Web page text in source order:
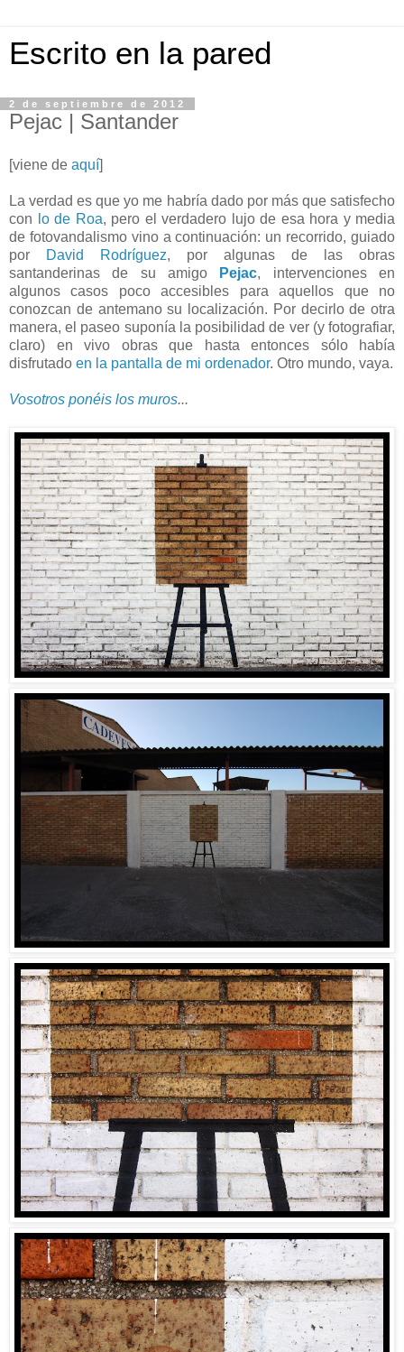
Escrito en la pared
2 de septiembre de 2012
Pejac | Santander
[viene de aquí]
La verdad es que yo me habría dado por más que satisfecho
con
lo de Roa, pero el verdadero lujo de esa hora y media
de fotovandalismo vino a continuación: un recorrido, guiado
por
David Rodríguez, por algunas de las obras
santanderinas de su amigo
Pejac, intervenciones en
algunos casos poco accesibles para aquellos que no
conozcan de antemano su localización. Por decirlo de otra
manera, el paseo suponía la posibilidad de ver (y fotografiar,
claro) en vivo obras que hasta entonces sólo había
disfrutado en la pantalla de mi ordenador. Otro mundo, vaya.
Vosotros ponéis los muros...